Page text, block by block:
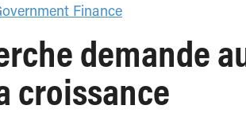
Finance
demande
croissance